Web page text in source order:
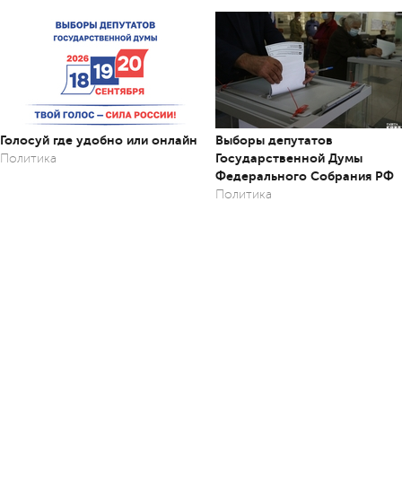
Голосуй где удобно или онлайн
Политика
Выборы депутатов
Государственной Думы
Федерального Собрания РФ
Политика